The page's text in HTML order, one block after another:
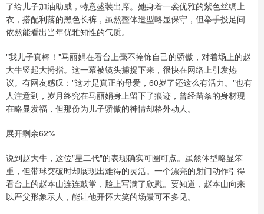
了给儿子加油助威，特意盛装出席。她身着一袭优雅的紫色丝绸上
衣，搭配利落的黑色长裤，虽然整体造型略显保守，但举手投足间
依然能看出当年优雅知性的气质。
"我儿子真棒！"马丽娟在看台上毫不掩饰自己的骄傲，对着场上的赵
大牛竖起大拇指。这一幕被镜头捕捉下来，很快在网络上引发热
议。有网友感叹："这才是真正的母爱，60岁了还这么有活力。"也有
人注意到，岁月终究在马丽娟身上留下了痕迹，曾经苗条的身材现
在略显发福，但那份为儿子骄傲的神情却格外动人。
展开剩余62%
说到赵大牛，这位"星二代"的表现确实可圈可点。虽然体型略显笨
重，但带球突破时却展现出难得的灵活。一个漂亮的射门动作引得
看台上的赵本山连连鼓掌，脸上写满了欣慰。要知道，赵本山向来
以严父形象示人，能让他开怀大笑的场景可不多见。